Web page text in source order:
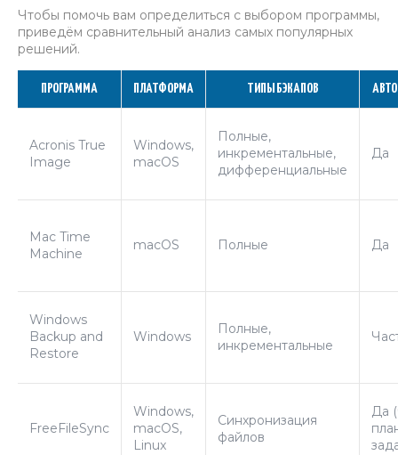
Чтобы помочь вам определиться с выбором программы,
приведём сравнительный анализ самых популярных
решений.
ПРОГРАММА ПЛАТФОРМА ТИПЫ БЭКАПОВ
Acronis True
Image
Windows,
macOS
Полные,
инкрементальные,
дифференциальные
Да
Mac Time
Machine
macOS Полные Да
Windows
Backup and
Restore
Windows
Полные,
инкрементальные
FreeFileSync
Windows,
macOS,
Linux
Синхронизация
файлов
Да